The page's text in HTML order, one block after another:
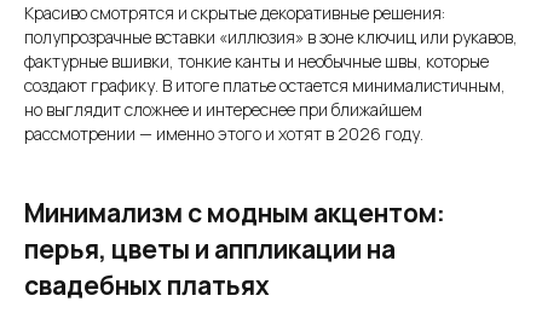
Красиво смотрятся и скрытые декоративные решения:
полупрозрачные вставки «иллюзия» в зоне ключиц или рукавов,
фактурные вшивки, тонкие канты и необычные швы, которые
создают графику. В итоге платье остается минималистичным,
но выглядит сложнее и интереснее при ближайшем
рассмотрении — именно этого и хотят в 2026 году.
Минимализм с модным акцентом:
перья, цветы и аппликации на
свадебных платьях